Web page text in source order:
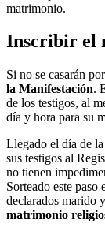
matrimonio.
Inscribir el
Si no se casarán
la Manifestación.
de los testigos, al
día y hora para su
Llegado el día de
sus testigos al
no tienen
Sorteado este paso
declarados marido
matrimonio